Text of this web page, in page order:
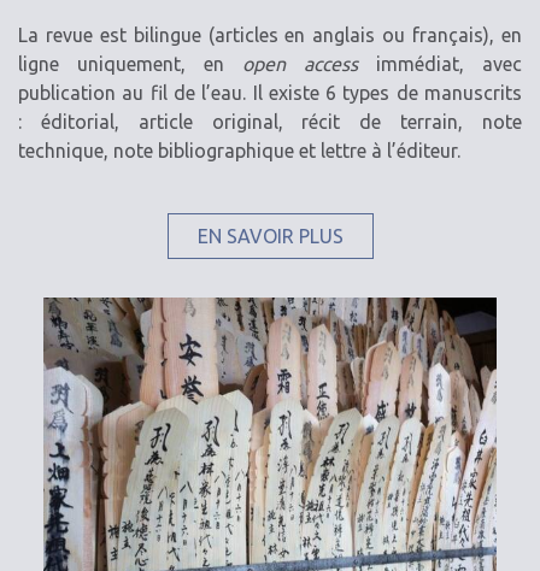
La revue est bilingue (articles en anglais ou français), en
ligne uniquement, en open accessimmédiat, avec
publication au fil de l’eau. Il existe 6 types de manuscrits
: éditorial, article original, récit de terrain, note
technique, note bibliographique et lettre à l’éditeur.
EN SAVOIR PLUS